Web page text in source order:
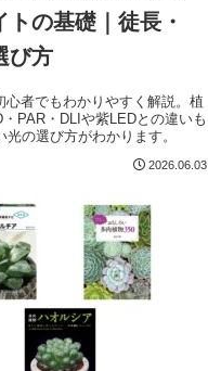
の基礎｜徒長・
び方
者でもわかりやすく解説。植
PAR・DLIや紫LEDとの違いも
の選び方がわかります。
2026.06.03